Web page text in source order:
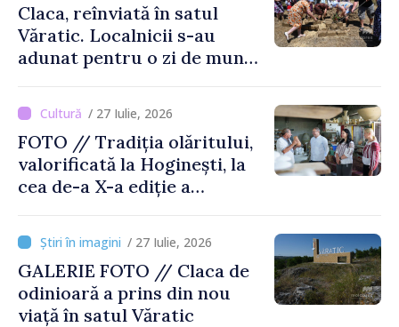
Claca, reînviată în satul
Văratic. Localnicii s-au
adunat pentru o zi de muncă
/ 27 Iulie, 2026
FOTO // Tradiția olăritului,
valorificată la Hoginești, la
cea de-a X-a ediție a
Vasile Gonciari”
/ 27 Iulie, 2026
GALERIE FOTO // Claca de
odinioară a prins din nou
viață în satul Văratic